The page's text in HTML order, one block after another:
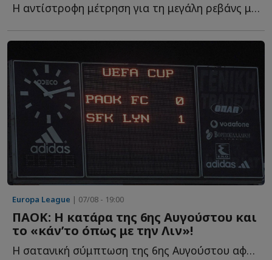
Η αντίστροφη μέτρηση για τη μεγάλη ρεβάνς με τον ΠΑΟΚ έ...
Europa League | 07/08 - 19:00
ΠΑΟΚ: Η κατάρα της 6ης Αυγούστου και
το «κάν’το όπως με την Λιν»!
Η σατανική σύμπτωση της 6ης Αυγούστου αφού ακριβώς μ...